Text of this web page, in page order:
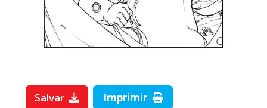
Salvar Imprimir